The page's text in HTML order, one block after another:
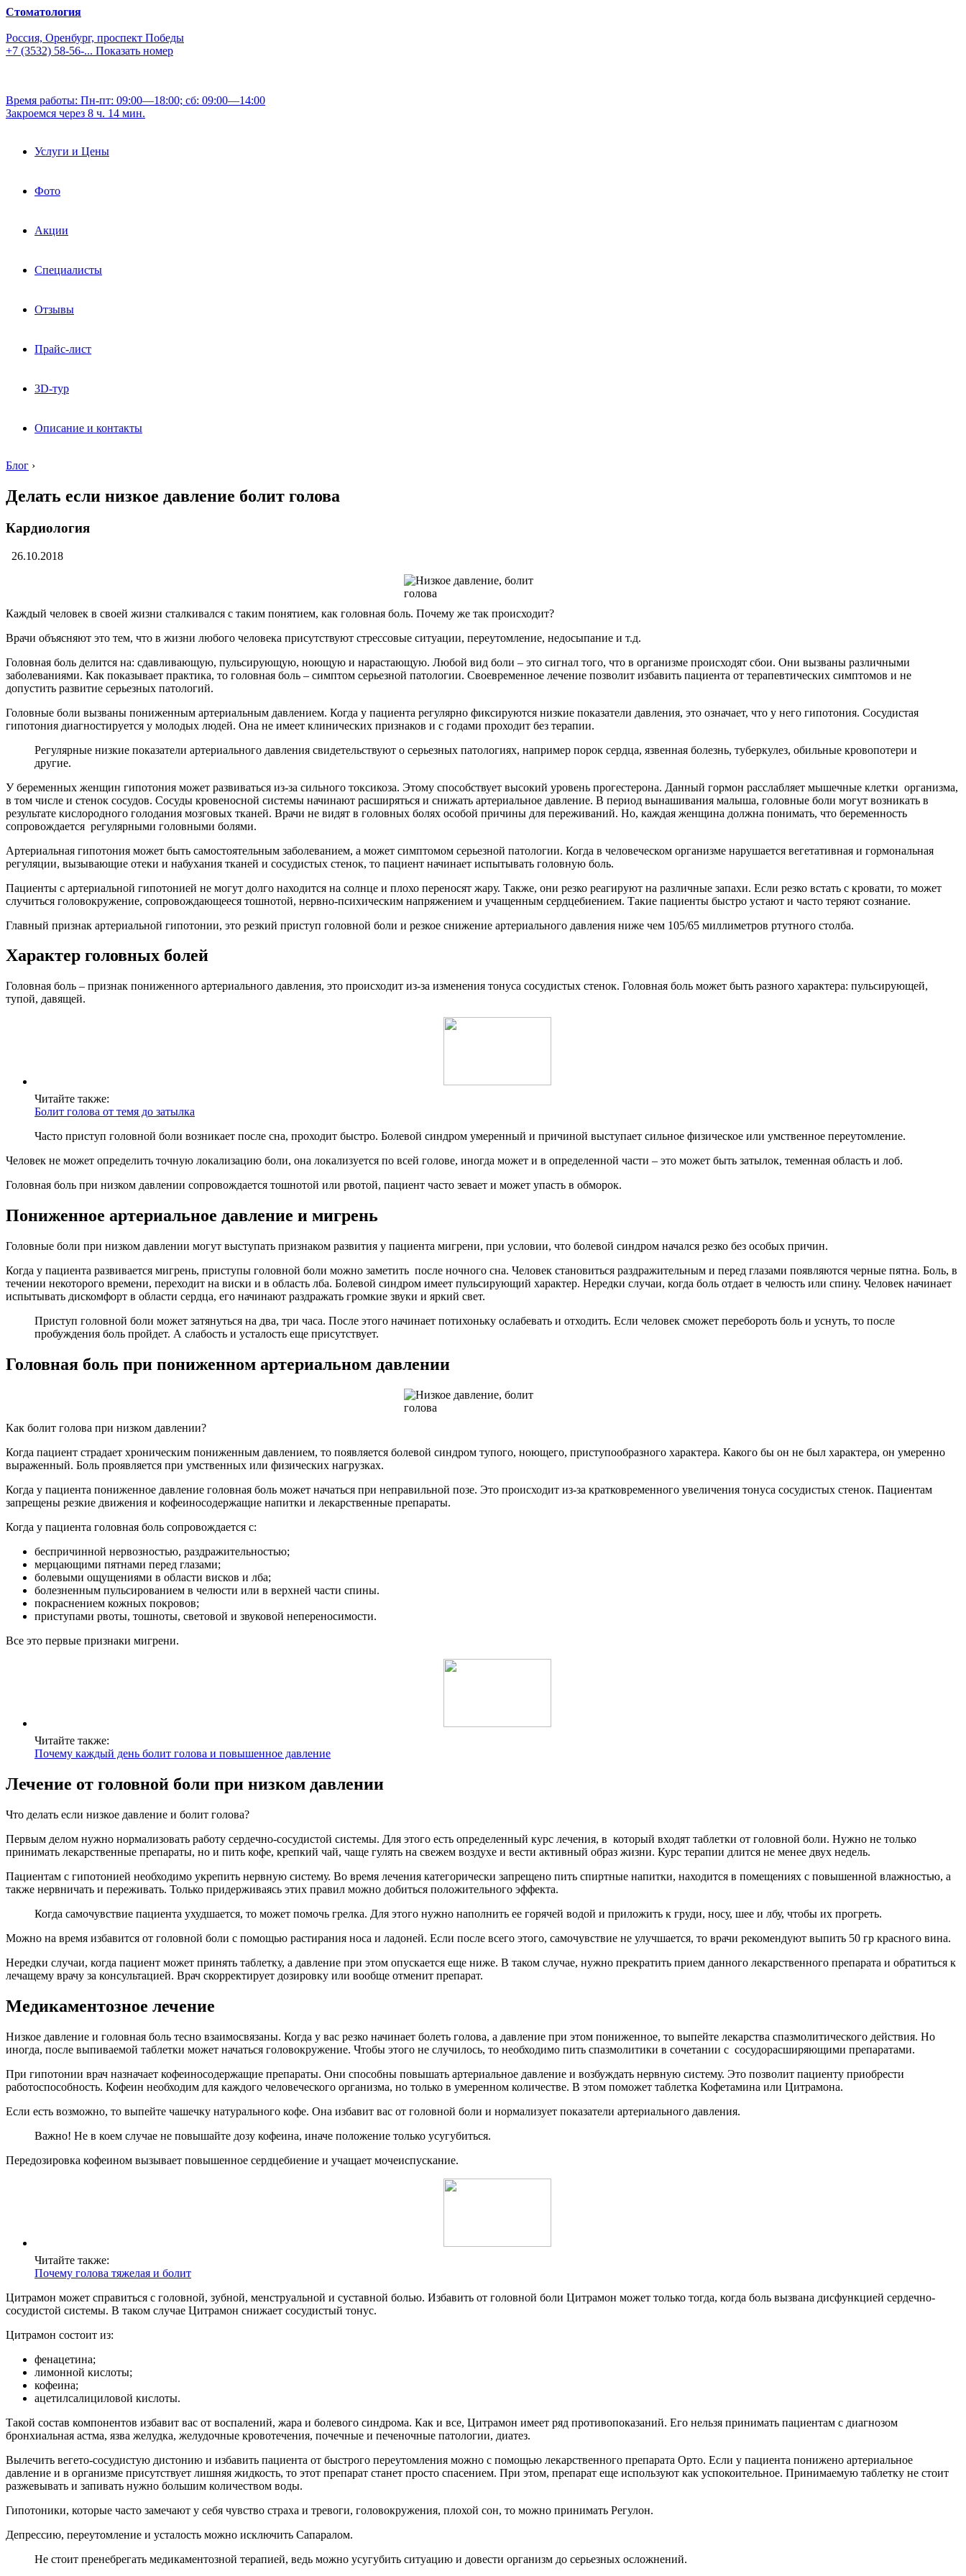
Стоматология
Россия, Оренбург, проспект Победы
+7 (3532) 58-56-... Показать номер
Время работы: Пн-пт: 09:00—18:00; сб: 09:00—14:00
Закроемся через 8 ч. 14 мин.
Услуги и Цены
Фото
Акции
Специалисты
Отзывы
Прайс-лист
3D-тур
Описание и контакты
Блог ›
Делать если низкое давление болит голова
Кардиология
26.10.2018
Каждый человек в своей жизни сталкивался с таким понятием, как головная боль. Почему же так происходит?
Врачи объясняют это тем, что в жизни любого человека присутствуют стрессовые ситуации, переутомление, недосыпание и т.д.
Головная боль делится на: сдавливающую, пульсирующую, ноющую и нарастающую. Любой вид боли – это сигнал того, что в организме происходят сбои. Они вызваны различными
заболеваниями. Как показывает практика, то головная боль – симптом серьезной патологии. Своевременное лечение позволит избавить пациента от терапевтических симптомов и не
допустить развитие серьезных патологий.
Головные боли вызваны пониженным артериальным давлением. Когда у пациента регулярно фиксируются низкие показатели давления, это означает, что у него гипотония. Сосудистая
гипотония диагностируется у молодых людей. Она не имеет клинических признаков и с годами проходит без терапии.
Регулярные низкие показатели артериального давления свидетельствуют о серьезных патологиях, например порок сердца, язвенная болезнь, туберкулез, обильные кровопотери и
другие.
У беременных женщин гипотония может развиваться из-за сильного токсикоза. Этому способствует высокий уровень прогестерона. Данный гормон расслабляет мышечные клетки организма,
в том числе и стенок сосудов. Сосуды кровеносной системы начинают расширяться и снижать артериальное давление. В период вынашивания малыша, головные боли могут возникать в
результате кислородного голодания мозговых тканей. Врачи не видят в головных болях особой причины для переживаний. Но, каждая женщина должна понимать, что беременность
сопровождается регулярными головными болями.
Артериальная гипотония может быть самостоятельным заболеванием, а может симптомом серьезной патологии. Когда в человеческом организме нарушается вегетативная и гормональная
регуляции, вызывающие отеки и набухания тканей и сосудистых стенок, то пациент начинает испытывать головную боль.
Пациенты с артериальной гипотонией не могут долго находится на солнце и плохо переносят жару. Также, они резко реагируют на различные запахи. Если резко встать с кровати, то может
случиться головокружение, сопровождающееся тошнотой, нервно-психическим напряжением и учащенным сердцебиением. Такие пациенты быстро устают и часто теряют сознание.
Главный признак артериальной гипотонии, это резкий приступ головной боли и резкое снижение артериального давления ниже чем 105/65 миллиметров ртутного столба.
Характер головных болей
Головная боль – признак пониженного артериального давления, это происходит из-за изменения тонуса сосудистых стенок. Головная боль может быть разного характера: пульсирующей,
тупой, давящей.
Читайте также:
Болит голова от темя до затылка
Часто приступ головной боли возникает после сна, проходит быстро. Болевой синдром умеренный и причиной выступает сильное физическое или умственное переутомление.
Человек не может определить точную локализацию боли, она локализуется по всей голове, иногда может и в определенной части – это может быть затылок, теменная область и лоб.
Головная боль при низком давлении сопровождается тошнотой или рвотой, пациент часто зевает и может упасть в обморок.
Пониженное артериальное давление и мигрень
Головные боли при низком давлении могут выступать признаком развития у пациента мигрени, при условии, что болевой синдром начался резко без особых причин.
Когда у пациента развивается мигрень, приступы головной боли можно заметить после ночного сна. Человек становиться раздражительным и перед глазами появляются черные пятна. Боль, в
течении некоторого времени, переходит на виски и в область лба. Болевой синдром имеет пульсирующий характер. Нередки случаи, когда боль отдает в челюсть или спину. Человек начинает
испытывать дискомфорт в области сердца, его начинают раздражать громкие звуки и яркий свет.
Приступ головной боли может затянуться на два, три часа. После этого начинает потихоньку ослабевать и отходить. Если человек сможет перебороть боль и уснуть, то после
пробуждения боль пройдет. А слабость и усталость еще присутствует.
Головная боль при пониженном артериальном давлении
Как болит голова при низком давлении?
Когда пациент страдает хроническим пониженным давлением, то появляется болевой синдром тупого, ноющего, приступообразного характера. Какого бы он не был характера, он умеренно
выраженный. Боль проявляется при умственных или физических нагрузках.
Когда у пациента пониженное давление головная боль может начаться при неправильной позе. Это происходит из-за кратковременного увеличения тонуса сосудистых стенок. Пациентам
запрещены резкие движения и кофеиносодержащие напитки и лекарственные препараты.
Когда у пациента головная боль сопровождается с:
беспричинной нервозностью, раздражительностью;
мерцающими пятнами перед глазами;
болевыми ощущениями в области висков и лба;
болезненным пульсированием в челюсти или в верхней части спины.
покраснением кожных покровов;
приступами рвоты, тошноты, световой и звуковой непереносимости.
Все это первые признаки мигрени.
Читайте также:
Почему каждый день болит голова и повышенное давление
Лечение от головной боли при низком давлении
Что делать если низкое давление и болит голова?
Первым делом нужно нормализовать работу сердечно-сосудистой системы. Для этого есть определенный курс лечения, в который входят таблетки от головной боли. Нужно не только
принимать лекарственные препараты, но и пить кофе, крепкий чай, чаще гулять на свежем воздухе и вести активный образ жизни. Курс терапии длится не менее двух недель.
Пациентам с гипотонией необходимо укрепить нервную систему. Во время лечения категорически запрещено пить спиртные напитки, находится в помещениях с повышенной влажностью, а
также нервничать и переживать. Только придерживаясь этих правил можно добиться положительного эффекта.
Когда самочувствие пациента ухудшается, то может помочь грелка. Для этого нужно наполнить ее горячей водой и приложить к груди, носу, шее и лбу, чтобы их прогреть.
Можно на время избавится от головной боли с помощью растирания носа и ладоней. Если после всего этого, самочувствие не улучшается, то врачи рекомендуют выпить 50 гр красного вина.
Нередки случаи, когда пациент может принять таблетку, а давление при этом опускается еще ниже. В таком случае, нужно прекратить прием данного лекарственного препарата и обратиться к
лечащему врачу за консультацией. Врач скорректирует дозировку или вообще отменит препарат.
Медикаментозное лечение
Низкое давление и головная боль тесно взаимосвязаны. Когда у вас резко начинает болеть голова, а давление при этом пониженное, то выпейте лекарства спазмолитического действия. Но
иногда, после выпиваемой таблетки может начаться головокружение. Чтобы этого не случилось, то необходимо пить спазмолитики в сочетании с сосудорасширяющими препаратами.
При гипотонии врач назначает кофеиносодержащие препараты. Они способны повышать артериальное давление и возбуждать нервную систему. Это позволит пациенту приобрести
работоспособность. Кофеин необходим для каждого человеческого организма, но только в умеренном количестве. В этом поможет таблетка Кофетамина или Цитрамона.
Если есть возможно, то выпейте чашечку натурального кофе. Она избавит вас от головной боли и нормализует показатели артериального давления.
Важно! Не в коем случае не повышайте дозу кофеина, иначе положение только усугубиться.
Передозировка кофеином вызывает повышенное сердцебиение и учащает мочеиспускание.
Читайте также:
Почему голова тяжелая и болит
Цитрамон может справиться с головной, зубной, менструальной и суставной болью. Избавить от головной боли Цитрамон может только тогда, когда боль вызвана дисфункцией сердечно-
сосудистой системы. В таком случае Цитрамон снижает сосудистый тонус.
Цитрамон состоит из:
фенацетина;
лимонной кислоты;
кофеина;
ацетилсалициловой кислоты.
Такой состав компонентов избавит вас от воспалений, жара и болевого синдрома. Как и все, Цитрамон имеет ряд противопоказаний. Его нельзя принимать пациентам с диагнозом
бронхиальная астма, язва желудка, желудочные кровотечения, почечные и печеночные патологии, диатез.
Вылечить вегето-сосудистую дистонию и избавить пациента от быстрого переутомления можно с помощью лекарственного препарата Орто. Если у пациента понижено артериальное
давление и в организме присутствует лишняя жидкость, то этот препарат станет просто спасением. При этом, препарат еще используют как успокоительное. Принимаемую таблетку не стоит
разжевывать и запивать нужно большим количеством воды.
Гипотоники, которые часто замечают у себя чувство страха и тревоги, головокружения, плохой сон, то можно принимать Регулон.
Депрессию, переутомление и усталость можно исключить Сапаралом.
Не стоит пренебрегать медикаментозной терапией, ведь можно усугубить ситуацию и довести организм до серьезных осложнений.